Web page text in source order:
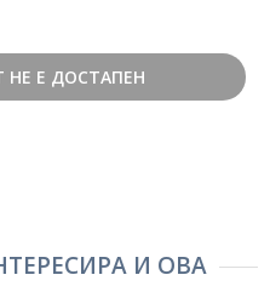
Е ДОСТАПЕН
И ОВА